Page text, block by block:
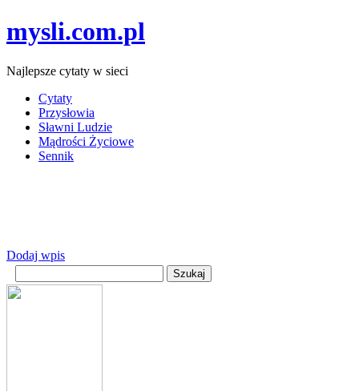
mysli.com.pl
Najlepsze cytaty w sieci
Cytaty
Przysłowia
Sławni Ludzie
Mądrości Życiowe
Sennik
Dodaj wpis